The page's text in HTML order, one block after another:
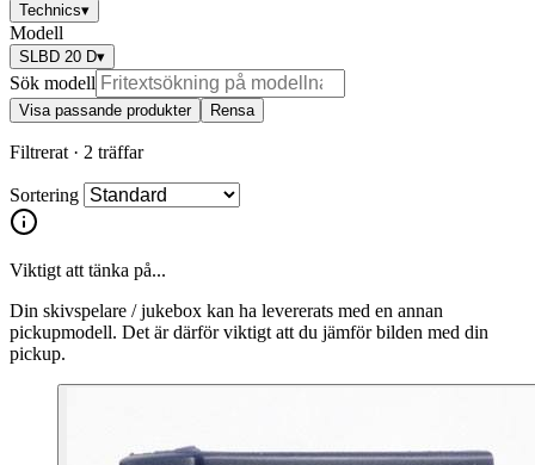
Technics▾
Modell
SLBD 20 D▾
Sök modell
Visa passande produkter Rensa
Filtrerat · 2 träffar
Sortering
Viktigt att tänka på...
Din skivspelare / jukebox kan ha levererats med en annan
pickupmodell. Det är därför viktigt att du jämför bilden med din
pickup.